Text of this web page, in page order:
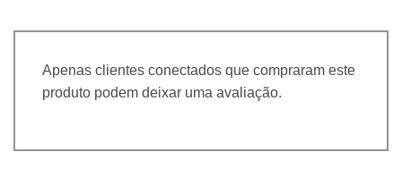
Apenas clientes conectados que compraram este
produto podem deixar uma avaliação.